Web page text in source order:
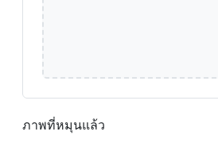
ภาพที่หมุนแล้ว